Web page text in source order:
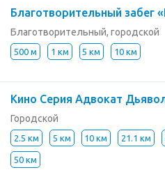
Благотворительный забег
Благотворительный, городской
500 м 1 км 5 км 10 км
Кино Серия Адвокат
Городской
2.5 км 5 км 10 км 21.1 км
50 км